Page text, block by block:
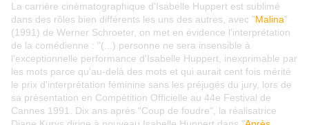
La carrière cinématographique d'Isabelle Huppert est sublimé
dans des rôles bien différents les uns des autres, avec "Malina"
(1991) de Werner Schroeter, on met en évidence l'interprétation
de la comédienne : "(...) personne ne sera insensible à
l'exceptionnelle performance d'Isabelle Huppert, inexprimable par
les mots parce qu'au-delà des mots et qui aurait cent fois mérité
le prix d'interprétation féminine sans les préjugés du jury, lors de
sa présentation en Compétition Officielle au 44e Festival de
Cannes 1991. Dix ans après "Coup de foudre", la réalisatrice